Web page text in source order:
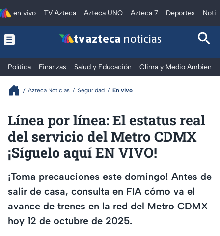
en vivo TV Azteca Azteca UNO Azteca 7 Deportes
tv azteca noticias
Política Finanzas Salud y Educación Clima y Medio Ambiente
Azteca Noticias Seguridad En vivo
Línea por línea: El estatus real
del servicio del Metro CDMX
¡Síguelo aquí EN VIVO!
¡Toma precauciones este domingo! Antes de
salir de casa, consulta en FIA cómo va el
avance de trenes en la red del Metro CDMX
hoy 12 de octubre de 2025.